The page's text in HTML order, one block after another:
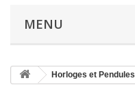
MENU
Horloges et Pendules